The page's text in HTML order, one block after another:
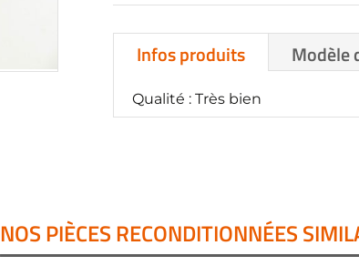
Infos produits
Qualité : Très bien
Modèle
NOS PIÈCES RECONDITIONNÉES